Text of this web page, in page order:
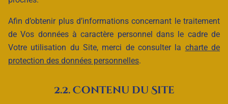
Afin d’obtenir plus d’informations concernant le traitement
de Vos données à caractère personnel dans le cadre de
Votre utilisation du Site, merci de consulter la charte de
protection des données personnelles.
2.2. Contenu du Site